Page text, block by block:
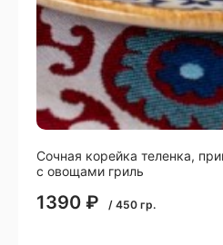
Сочная корейка теленка,
с овощами гриль
1390 ₽ / 450 гр.